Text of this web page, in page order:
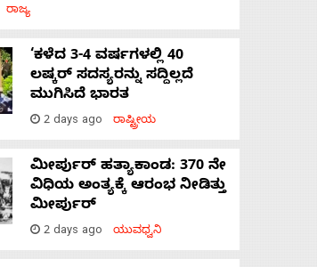
ರಾಜ್ಯ
‘ಕಳೆದ 3-4 ವರ್ಷಗಳಲ್ಲಿ 40
ಲಷ್ಕರ್ ಸದಸ್ಯರನ್ನು ಸದ್ದಿಲ್ಲದೆ
ಮುಗಿಸಿದೆ ಭಾರತ
2 days ago ರಾಷ್ಟ್ರೀಯ
ಮೀರ್ಪುರ್ ಹತ್ಯಾಕಾಂಡ: 370 ನೇ
ವಿಧಿಯ ಅಂತ್ಯಕ್ಕೆ ಆರಂಭ ನೀಡಿತ್ತು
ಮೀರ್ಪುರ್
2 days ago ಯುವಧ್ವನಿ